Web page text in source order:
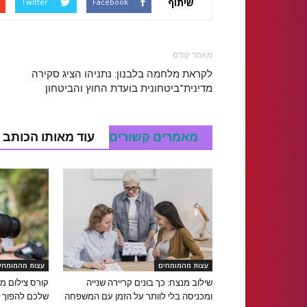
מאמר קודם
לקראת מלחמה בלבנון: נתניהו הציג סקירה
מדינית־ביטחונית בועדת החוץ והביטחון
מאמרים קשורים עוד מאותו הכותב
עצות מהמומחים
שילוב מנצח: כך בונים קריירה שנייה
ומכניסה בלי לוותר על הזמן עם המשפחה
עצות
קורס צילום
שלכם להפוך